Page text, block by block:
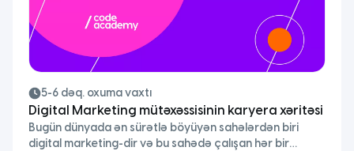
5-6 dəq. oxuma vaxtı
Digital Marketing mütəxəssisinin karyera xəritəsi
Bugün dünyada ən sürətlə böyüyən sahələrdən biri
digital marketing-dir və bu sahədə çalışan hər bir